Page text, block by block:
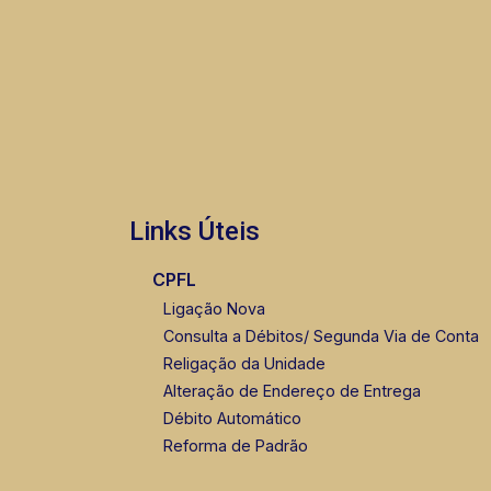
Links Úteis
CPFL
Ligação Nova
Consulta a Débitos/ Segunda Via de Conta
Religação da Unidade
Alteração de Endereço de Entrega
Débito Automático
Reforma de Padrão